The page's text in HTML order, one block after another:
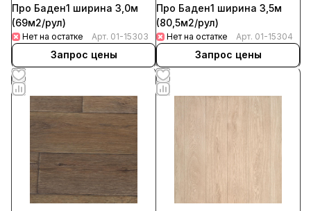
Про Баден1 ширина 3,0м
(69м2/рул)
Нет на остатке Арт. 01-15303
Запрос цены
Про Баден1 ширина 3,5м
(80,5м2/рул)
Нет на остатке Арт. 01-15304
Запрос цены